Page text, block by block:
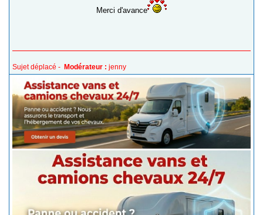
Merci d'avance
Sujet déplacé - Modérateur : jenny